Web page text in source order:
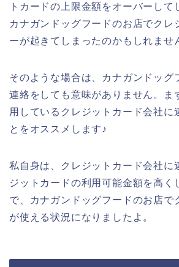
トカードの上限金額をオーバーして
カナガンドッグフードのお店でクレ
ーが起きてしまったのかもしれませ
そのような場合は、カナガンドッグ
連絡をしても意味がありません。ま
用しているクレジットカード会社に
とをオススメします♪
私自身は、クレジットカード会社に
ジットカードの利用可能金額を高く
で、カナガンドッグフードのお店で
が使える状況になりましたよ。